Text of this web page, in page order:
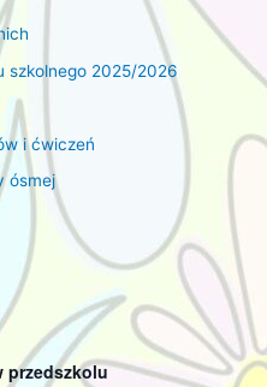
szkolnego 2025/2026
i ćwiczeń
ósmej
przedszkolu